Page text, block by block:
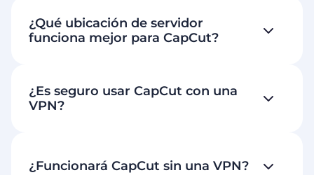
¿Qué ubicación de servidor
funciona mejor para CapCut?
¿Es seguro usar CapCut con una
VPN?
¿Funcionará CapCut sin una VPN?